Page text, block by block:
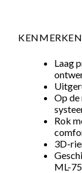
KENMERKEN
Laag
Op
Rok
3D-
ML-